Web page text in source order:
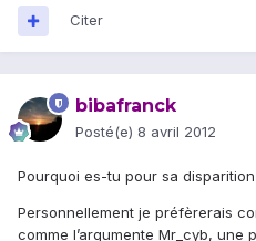
Citer
bibafranck
Posté(e) 8 avril 2012
Pourquoi es-tu pour sa disparition
Personnellement je préfèrerais
comme l’argumente Mr_cyb, une